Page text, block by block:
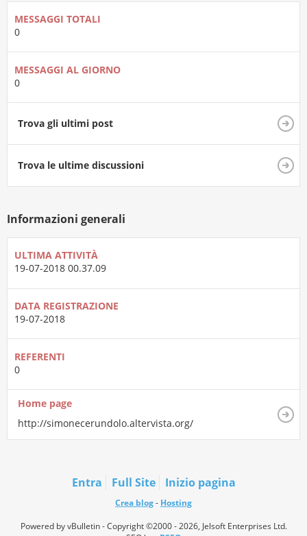
MESSAGGI TOTALI
0
MESSAGGI AL GIORNO
0
Trova gli ultimi post
Trova le ultime discussioni
Informazioni generali
ULTIMA ATTIVITÀ
19-07-2018 00.37.09
DATA REGISTRAZIONE
19-07-2018
REFERENTI
0
Home page
http://simonecerundolo.altervista.org/
Entra Full Site Inizio pagina
Crea blog- Hosting
Powered by vBulletin - Copyright ©2000 - 2026, Jelsoft Enterprises Ltd.